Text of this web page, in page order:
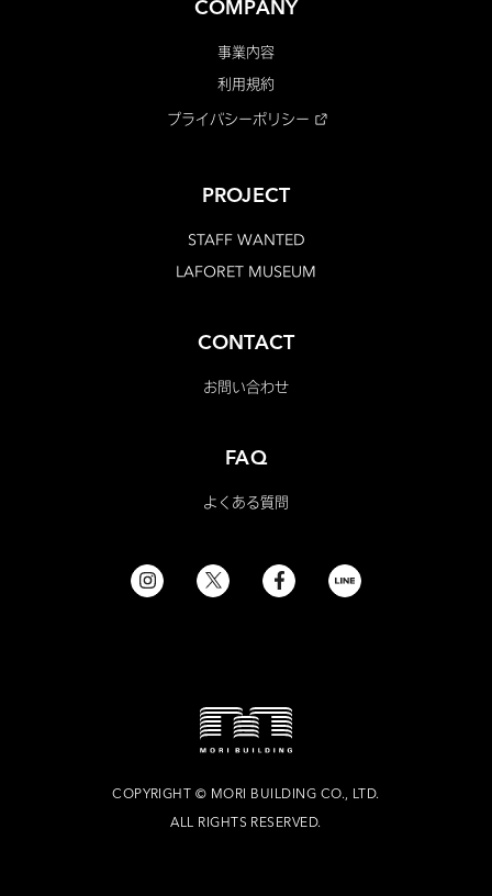
COMPANY
事業内容
利用規約
プライバシーポリシー
PROJECT
STAFF WANTED
LAFORET MUSEUM
CONTACT
お問い合わせ
FAQ
よくある質問
COPYRIGHT © MORI BUILDING CO., LTD.
ALL RIGHTS RESERVED.